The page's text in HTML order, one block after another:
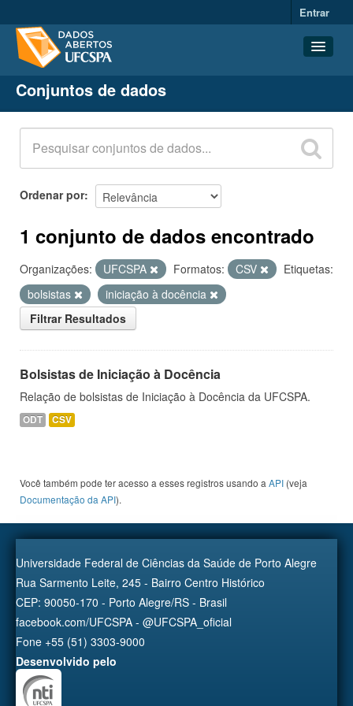
Entrar
Conjuntos de dados
Organizações
Grupos
Sobre
Conjuntos de dados
Ordenar por
1 conjunto de dados encontrado
Organizações: UFCSPA Formatos: CSV
Etiquetas:
bolsistas
iniciação à docência
Filtrar Resultados
Bolsistas de Iniciação à Docência
Relação de bolsistas de Iniciação à Docência da UFCSPA.
ODT CSV
Você também pode ter acesso a esses registros usando a API (veja
Documentação da API).
Universidade Federal de Ciências da Saúde de Porto Alegre
Rua Sarmento Leite, 245 - Bairro Centro Histórico
CEP: 90050-170 - Porto Alegre/RS - Brasil
facebook.com/UFCSPA - @UFCSPA_oficial
Fone +55 (51) 3303-9000
Desenvolvido pelo